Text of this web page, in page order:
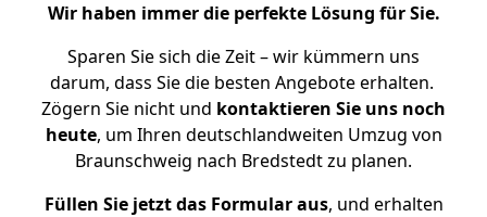
Wir haben immer die perfekte Lösung für Sie.
Sparen Sie sich die Zeit – wir kümmern uns
darum, dass Sie die besten Angebote erhalten.
Zögern Sie nicht und kontaktieren Sie uns noch
heute, um Ihren deutschlandweiten Umzug von
Braunschweig nach Bredstedt zu planen.
Füllen Sie jetzt das Formular aus, und erhalten